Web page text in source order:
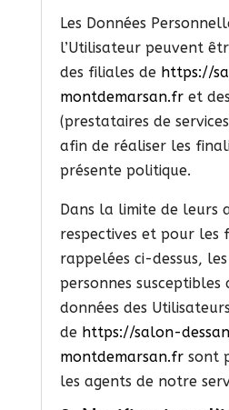
Les Données
l’Utilisateur peuvent
des filiales de https://
montdemarsan.fr et
(prestataires de
afin de réaliser les
présente politique.
Dans la limite de leurs
respectives et pour les
rappelées ci-dessus,
personnes susceptibles
données des Utilisateurs
de https://salon-
montdemarsan.fr sont
les agents de notre